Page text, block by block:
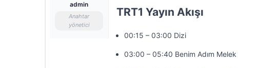
admin
Anahtar
yönetici
TRT1 Yayın Akışı
00:15 – 03:00 Dizi
03:00 – 05:40 Benim Adım Melek